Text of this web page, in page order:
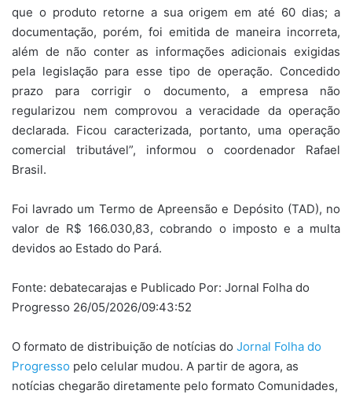
que o produto retorne a sua origem em até 60 dias; a
documentação, porém, foi emitida de maneira incorreta,
além de não conter as informações adicionais exigidas
pela legislação para esse tipo de operação. Concedido
prazo para corrigir o documento, a empresa não
regularizou nem comprovou a veracidade da operação
declarada. Ficou caracterizada, portanto, uma operação
comercial tributável”, informou o coordenador Rafael
Brasil.
Foi lavrado um Termo de Apreensão e Depósito (TAD), no
valor de R$ 166.030,83, cobrando o imposto e a multa
devidos ao Estado do Pará.
Fonte: debatecarajas e Publicado Por: Jornal Folha do
Progresso 26/05/2026/09:43:52
O formato de distribuição de notícias do Jornal Folha do
Progresso pelo celular mudou. A partir de agora, as
notícias chegarão diretamente pelo formato Comunidades,